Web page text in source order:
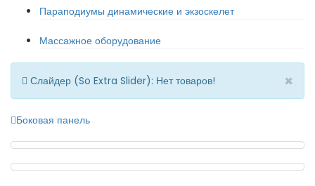
Параподиумы динамические и экзоскелет
Массажное оборудование
Слайдер (So Extra Slider): Нет товаров! ×
Боковая панель